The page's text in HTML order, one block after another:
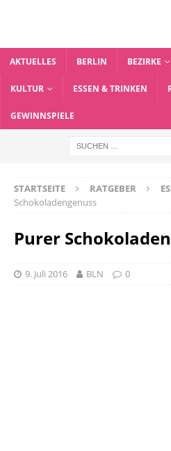
AKTUELLES BERLIN BEZIRKE
KULTUR ESSEN & TRINKEN
GEWINNSPIELE
STARTSEITE RATGEBER
Schokoladengenuss
Purer
9. Juli 2016 BLN 0